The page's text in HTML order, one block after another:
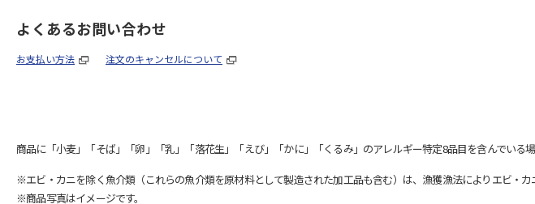
よくあるお問い合わせ
お支払い方法 注文のキャンセルについて
商品に「小麦」「そば」「卵」「乳」「落花生」「えび」「かに」「くるみ」のアレルギー特定8品目を含んでいる
※エビ・カニを除く魚介類（これらの魚介類を原材料として製造された加工品も含む）は、漁獲漁法によりエビ・
※商品写真はイメージです。